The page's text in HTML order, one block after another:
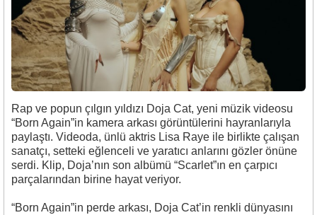
Rap ve popun çılgın yıldızı Doja Cat, yeni müzik videosu
“Born Again”in kamera arkası görüntülerini hayranlarıyla
paylaştı. Videoda, ünlü aktris Lisa Raye ile birlikte çalışan
sanatçı, setteki eğlenceli ve yaratıcı anlarını gözler önüne
serdi. Klip, Doja’nın son albümü “Scarlet”ın en çarpıcı
parçalarından birine hayat veriyor.
“Born Again”in perde arkası, Doja Cat’in renkli dünyasını